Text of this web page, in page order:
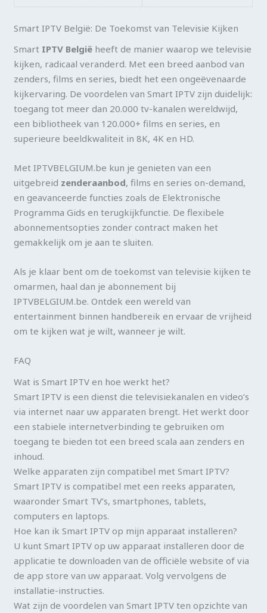
Smart IPTV België: De Toekomst van Televisie Kijken
Smart IPTV België heeft de manier waarop we televisie
kijken, radicaal veranderd. Met een breed aanbod van
zenders, films en series, biedt het een ongeëvenaarde
kijkervaring. De voordelen van Smart IPTV zijn duidelijk:
toegang tot meer dan 20.000 tv-kanalen wereldwijd,
een bibliotheek van 120.000+ films en series, en
superieure beeldkwaliteit in 8K, 4K en HD.
Met IPTVBELGIUM.be kun je genieten van een
uitgebreid zenderaanbod, films en series on-demand,
en geavanceerde functies zoals de Elektronische
Programma Gids en terugkijkfunctie. De flexibele
abonnementsopties zonder contract maken het
gemakkelijk om je aan te sluiten.
Als je klaar bent om de toekomst van televisie kijken te
omarmen, haal dan je abonnement bij
IPTVBELGIUM.be. Ontdek een wereld van
entertainment binnen handbereik en ervaar de vrijheid
om te kijken wat je wilt, wanneer je wilt.
FAQ
Wat is Smart IPTV en hoe werkt het?
Smart IPTV is een dienst die televisiekanalen en video’s
via internet naar uw apparaten brengt. Het werkt door
een stabiele internetverbinding te gebruiken om
toegang te bieden tot een breed scala aan zenders en
inhoud.
Welke apparaten zijn compatibel met Smart IPTV?
Smart IPTV is compatibel met een reeks apparaten,
waaronder Smart TV’s, smartphones, tablets,
computers en laptops.
Hoe kan ik Smart IPTV op mijn apparaat installeren?
U kunt Smart IPTV op uw apparaat installeren door de
applicatie te downloaden van de officiële website of via
de app store van uw apparaat. Volg vervolgens de
installatie-instructies.
Wat zijn de voordelen van Smart IPTV ten opzichte van